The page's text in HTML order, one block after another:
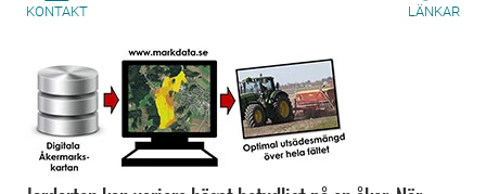
KONTAKT LÄNKAR